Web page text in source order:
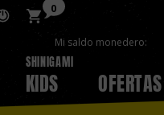
0
Mi saldo monedero:
SHINIGAMI
KIDS OFERTAS